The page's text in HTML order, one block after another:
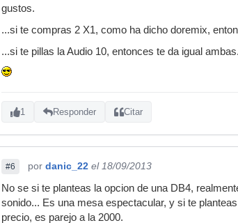
gustos.
...si te compras 2 X1, como ha dicho doremix,
...si te pillas la Audio 10, entonces te da igual
1 Responder Citar
#6 por danic_22 el 18/09/2013
No se si te planteas la opcion de una DB4,
sonido... Es una mesa espectacular, y si te
precio, es parejo a la 2000.